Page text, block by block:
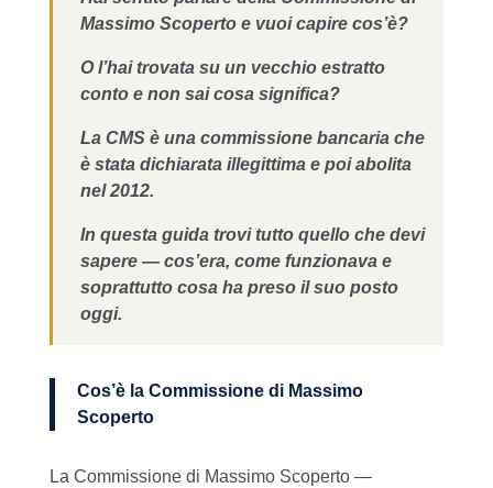
Massimo Scoperto e vuoi capire cos’è?
O l’hai trovata su un vecchio estratto
conto e non sai cosa significa?
La CMS è una commissione bancaria che
è stata dichiarata illegittima e poi abolita
nel 2012.
In questa guida trovi tutto quello che devi
sapere — cos’era, come funzionava e
soprattutto cosa ha preso il suo posto
oggi.
Cos’è la Commissione di Massimo
Scoperto
La Commissione di Massimo Scoperto —